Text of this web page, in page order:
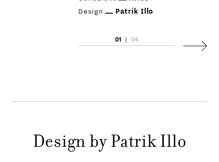
NEWS
Design
Patrik Illo
01 06
Design by Patrik Illo